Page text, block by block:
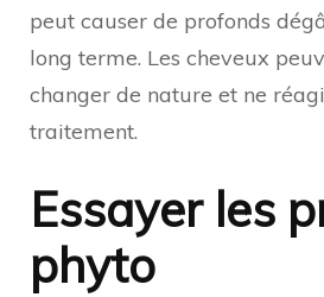
peut causer de profonds
long terme. Les cheveux
changer de nature et ne
traitement.
Essayer les
phyto